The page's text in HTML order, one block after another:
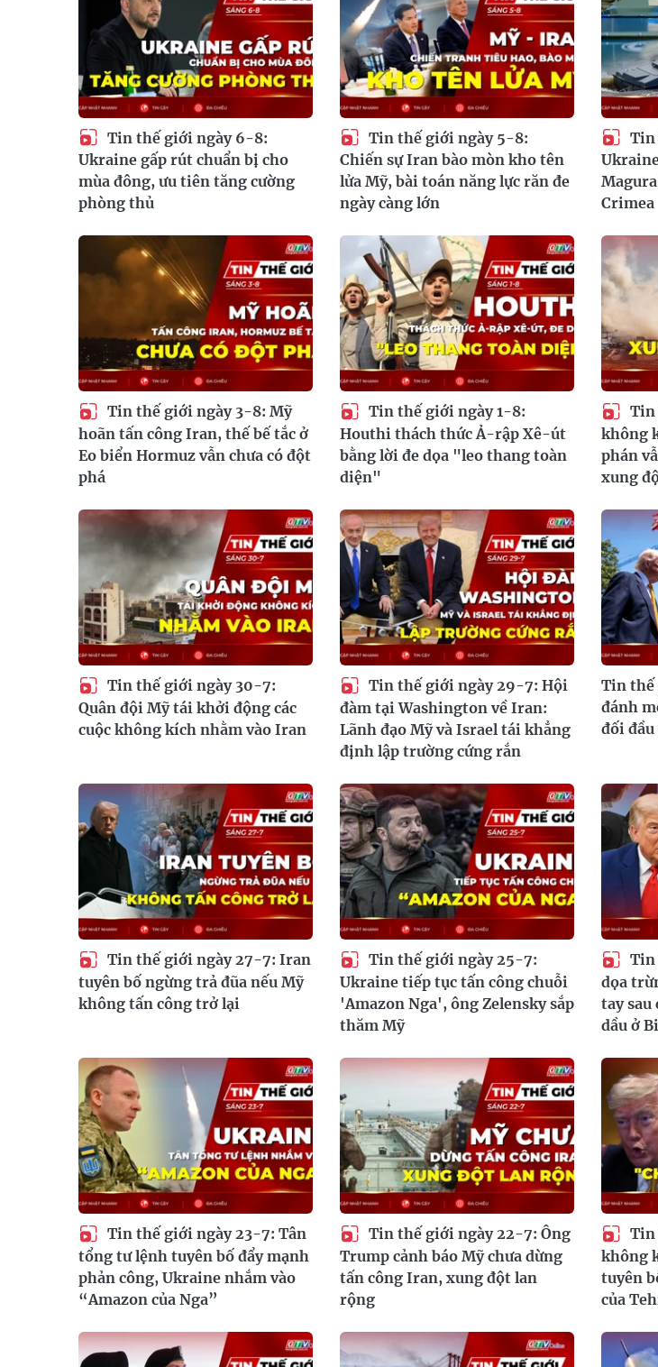
Tin thế giới ngày 6-8:
Ukraine gấp rút chuẩn bị cho
mùa đông, ưu tiên tăng cường
phòng thủ
Tin thế giới ngày 5-8:
Chiến sự Iran bào mòn kho tên
lửa Mỹ, bài toán năng lực răn đe
ngày càng lớn
Tin
Crimea
Tin thế giới ngày 3-8: Mỹ
hoãn tấn công Iran, thế bế tắc ở
Eo biển Hormuz vẫn chưa có đột
phá
Tin thế giới ngày 1-8:
Houthi thách thức Ả-rập Xê-út
bằng lời đe dọa "leo thang toàn
diện"
Tin
không
phán
xung
Tin thế giới ngày 30-7:
Quân đội Mỹ tái khởi động các
cuộc không kích nhằm vào Iran
Tin thế giới ngày 29-7: Hội
đàm tại Washington về Iran:
Lãnh đạo Mỹ và Israel tái khẳng
định lập trường cứng rắn
Tin thế
đánh
đối
Tin thế giới ngày 27-7: Iran
tuyên bố ngừng trả đũa nếu Mỹ
không tấn công trở lại
Tin thế giới ngày 25-7:
Ukraine tiếp tục tấn công chuỗi
'Amazon Nga', ông Zelensky sắp
thăm Mỹ
Tin
dọa
tay sau
dầu ở
Tin thế giới ngày 23-7: Tân
tổng tư lệnh tuyên bố đẩy mạnh
phản công, Ukraine nhắm vào
“Amazon của Nga”
Tin thế giới ngày 22-7: Ông
Trump cảnh báo Mỹ chưa dừng
tấn công Iran, xung đột lan
rộng
Tin
không
tuyên
của